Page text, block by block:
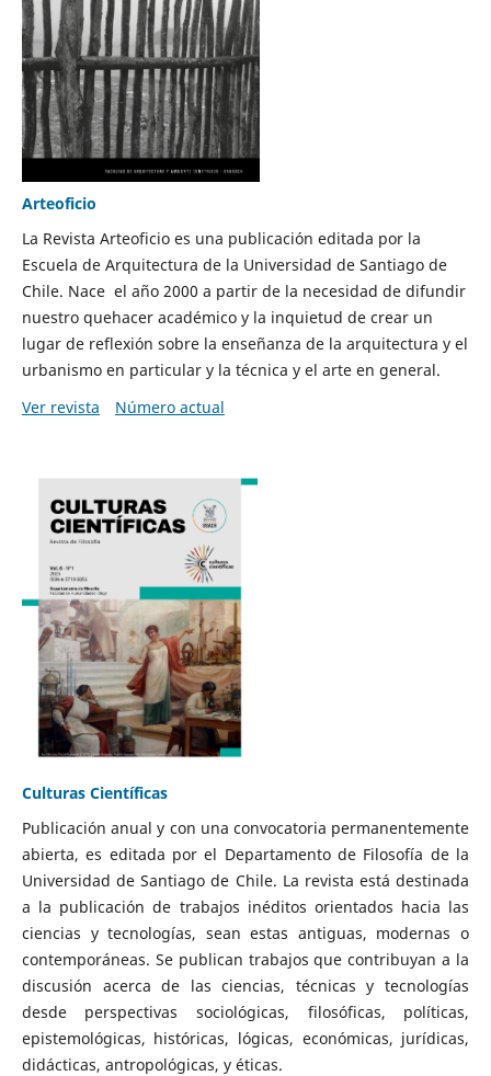
Arteoficio
La Revista Arteoficio es una publicación editada por la
Escuela de Arquitectura de la Universidad de Santiago de
Chile. Nace el año 2000 a partir de la necesidad de difundir
nuestro quehacer académico y la inquietud de crear un
lugar de reflexión sobre la enseñanza de la arquitectura y el
urbanismo en particular y la técnica y el arte en general.
Ver revista
Número actual
Culturas Científicas
Publicación anual y con una convocatoria permanentemente
abierta, es editada por el Departamento de Filosofía de la
Universidad de Santiago de Chile. La revista está destinada
a la publicación de trabajos inéditos orientados hacia las
ciencias y tecnologías, sean estas antiguas, modernas o
contemporáneas. Se publican trabajos que contribuyan a la
discusión acerca de las ciencias, técnicas y tecnologías
desde perspectivas sociológicas, filosóficas, políticas,
epistemológicas, históricas, lógicas, económicas, jurídicas,
didácticas, antropológicas, y éticas.